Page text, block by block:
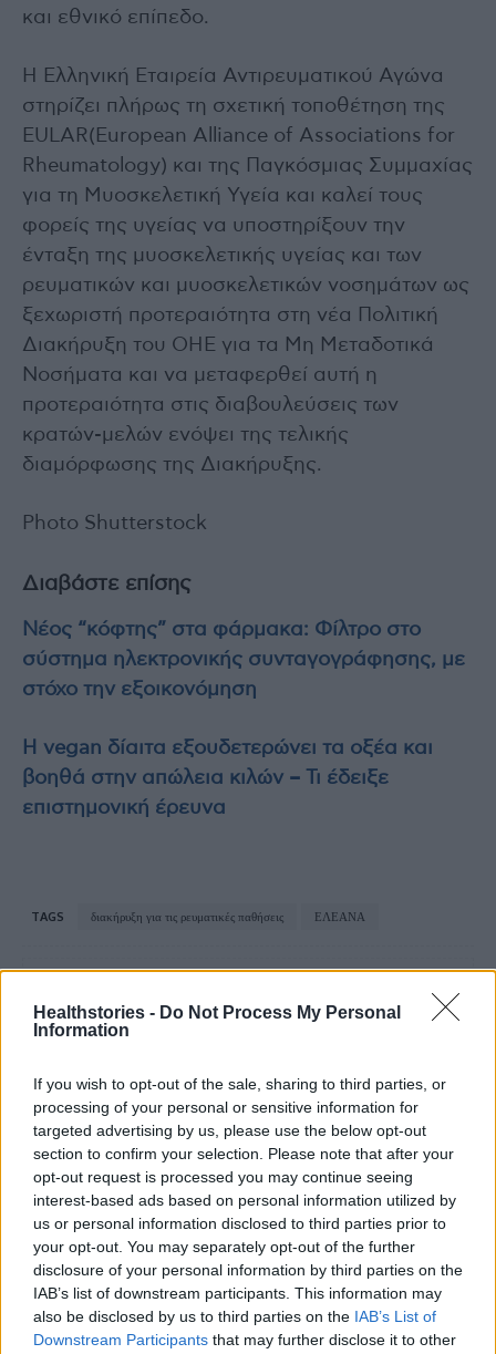
Healthstories - Do Not Process My Personal
Information
If you wish to opt-out of the sale, sharing to third parties, or
processing of your personal or sensitive information for
targeted advertising by us, please use the below opt-out
section to confirm your selection. Please note that after your
opt-out request is processed you may continue seeing
interest-based ads based on personal information utilized by
us or personal information disclosed to third parties prior to
your opt-out. You may separately opt-out of the further
disclosure of your personal information by third parties on the
IAB’s list of downstream participants. This information may
also be disclosed by us to third parties on the IAB’s List of
Downstream Participants that may further disclose it to other
και εθνικό επίπεδο.
Η Ελληνική Εταιρεία Αντιρευματικού Αγώνα
στηρίζει πλήρως τη σχετική τοποθέτηση της
EULAR(European Alliance of Associations for
Rheumatology) και της Παγκόσμιας Συμμαχίας
για τη Μυοσκελετική Υγεία και καλεί τους
φορείς της υγείας να υποστηρίξουν την
ένταξη της μυοσκελετικής υγείας και των
ρευματικών και μυοσκελετικών νοσημάτων ως
ξεχωριστή προτεραιότητα στη νέα Πολιτική
Διακήρυξη του ΟΗΕ για τα Μη Μεταδοτικά
Νοσήματα και να μεταφερθεί αυτή η
προτεραιότητα στις διαβουλεύσεις των
κρατών-μελών ενόψει της τελικής
διαμόρφωσης της Διακήρυξης.
Photo Shutterstock
Διαβάστε επίσης
Νέος “κόφτης” στα φάρμακα: Φίλτρο στο
σύστημα ηλεκτρονικής συνταγογράφησης, με
στόχο την εξοικονόμηση
Η vegan δίαιτα εξουδετερώνει τα οξέα και
βοηθά στην απώλεια κιλών – Τι έδειξε
επιστημονική έρευνα
TAGS διακήρυξη για τις ρευματικές παθήσεις ΕΛΕΑΝΑ
healthstories